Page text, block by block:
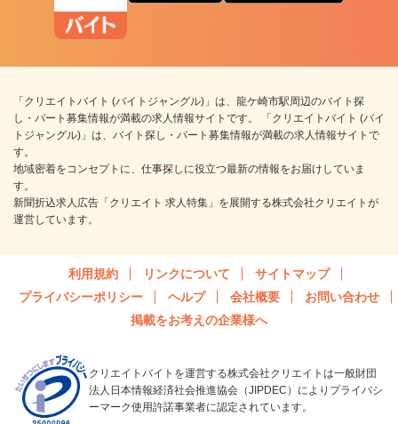
「クリエイトバイト (バイトジャングル)」は、龍ケ崎市駅周辺のバイト探
し・パート募集情報が満載の求人情報サイトです。 「クリエイトバイト (バイ
トジャングル)」は、バイト探し・パート募集情報が満載の求人情報サイトで
す。
地域密着をコンセプトに、仕事探しに役立つ最新の情報をお届けしていま
す。
新聞折込求人広告「クリエイト 求人特集」を展開する株式会社クリエイトが
運営しています。
利用規約 リンクについて
サイトマップ
プライバシーポリシー
ヘルプ 会社概要
お問い合わせ
掲載をお考えの企業様へ
クリエイトバイトを運営する株式会社クリエイトは一般財団
法人日本情報経済社会推進協会（JIPDEC）によりプライバシ
ーマーク使用許諾事業者に認定されています。